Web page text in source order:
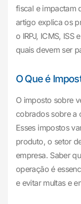
fiscal e impactam
artigo explica os
o IRPJ, ICMS,
quais devem ser
O Que é
O imposto sobre
cobrados sobre a
Esses impostos
produto, o setor
empresa. Saber
operação é
e evitar multas e